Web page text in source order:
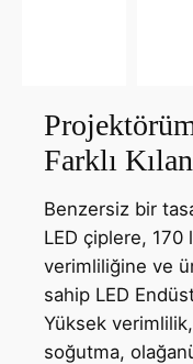
Farklı
Benzersiz bir
LED çiplere,
verimliliğine ve
sahip LED
Yüksek
soğutma,